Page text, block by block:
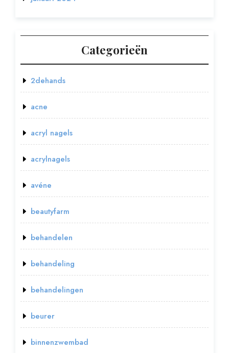
Categorieën
2dehands
acne
acryl nagels
acrylnagels
avéne
beautyfarm
behandelen
behandeling
behandelingen
beurer
binnenzwembad